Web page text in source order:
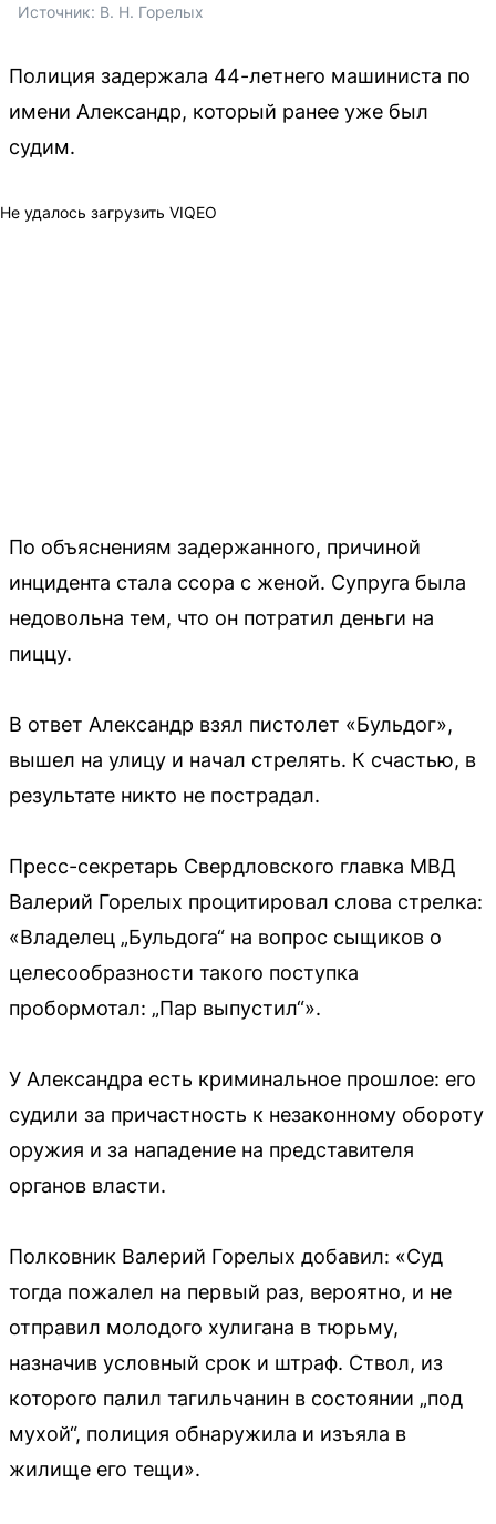
Источник: В. Н. Горелых
Полиция задержала 44-летнего машиниста по
имени Александр, который ранее уже был
судим.
Не удалось загрузить VIQEO
По объяснениям задержанного, причиной
инцидента стала ссора с женой. Супруга была
недовольна тем, что он потратил деньги на
пиццу.
В ответ Александр взял пистолет «Бульдог»,
вышел на улицу и начал стрелять. К счастью, в
результате никто не пострадал.
Пресс-секретарь Свердловского главка МВД
Валерий Горелых процитировал слова стрелка:
«Владелец „Бульдога“ на вопрос сыщиков о
целесообразности такого поступка
пробормотал: „Пар выпустил“».
У Александра есть криминальное прошлое: его
судили за причастность к незаконному обороту
оружия и за нападение на представителя
органов власти.
Полковник Валерий Горелых добавил: «Суд
тогда пожалел на первый раз, вероятно, и не
отправил молодого хулигана в тюрьму,
назначив условный срок и штраф. Ствол, из
которого палил тагильчанин в состоянии „под
мухой“, полиция обнаружила и изъяла в
жилище его тещи».